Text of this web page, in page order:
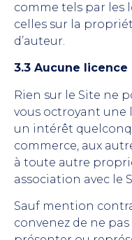
comme tels par les
celles sur la
d’auteur.
3.3 Aucune licence
Rien sur le Site ne
vous octroyant une
un intérêt
commerce, aux
à toute autre
association avec le
Sauf mention
convenez de ne